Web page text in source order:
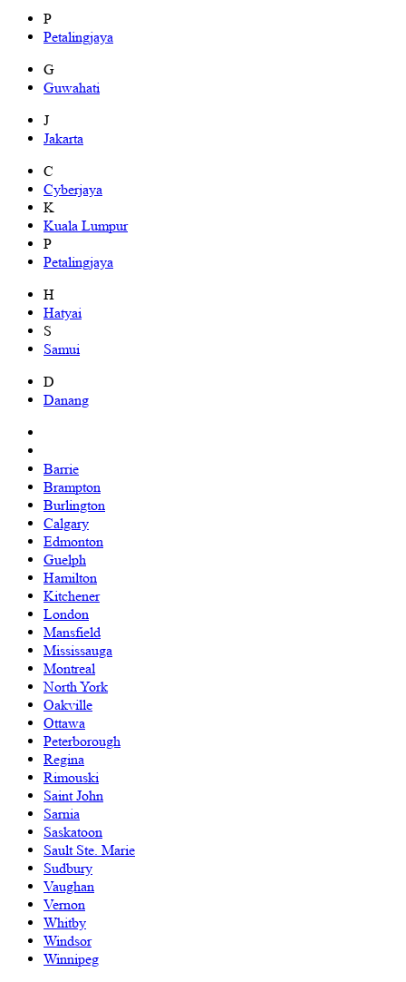
P
Petalingjaya
G
Guwahati
J
Jakarta
C
Cyberjaya
K
Kuala Lumpur
P
Petalingjaya
H
Hatyai
S
Samui
D
Danang
Barrie
Brampton
Burlington
Calgary
Edmonton
Guelph
Hamilton
Kitchener
London
Mansfield
Mississauga
Montreal
North York
Oakville
Ottawa
Peterborough
Regina
Rimouski
Saint John
Sarnia
Saskatoon
Sault Ste. Marie
Sudbury
Vaughan
Vernon
Whitby
Windsor
Winnipeg